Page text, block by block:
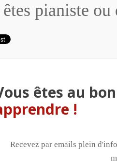
pianiste
êtes au
!
Recevez par emails plein